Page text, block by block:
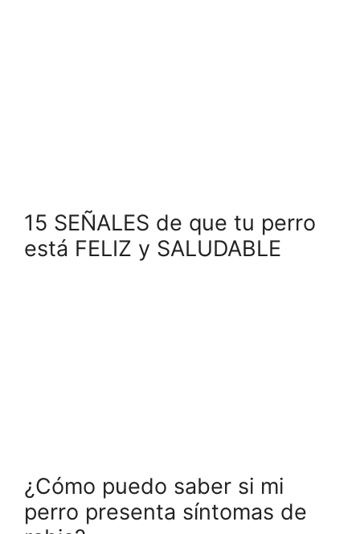
15 SEÑALES de que tu perro
está FELIZ y SALUDABLE
¿Cómo puedo saber si mi
perro presenta síntomas de